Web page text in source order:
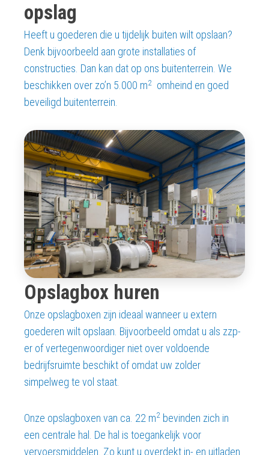
opslag
Heeft u goederen die u tijdelijk buiten wilt opslaan?
Denk bijvoorbeeld aan grote installaties of
constructies. Dan kan dat op ons buitenterrein. We
beschikken over zo’n 5.000 m2
omheind en goed
beveiligd buitenterrein.
Opslagbox huren
Onze opslagboxen zijn ideaal wanneer u extern
goederen wilt opslaan. Bijvoorbeeld omdat u als zzp-
er of vertegenwoordiger niet over voldoende
bedrijfsruimte beschikt of omdat uw zolder
simpelweg te vol staat.
Onze opslagboxen van ca. 22 m2 bevinden zich in
een centrale hal. De hal is toegankelijk voor
vervoersmiddelen. Zo kunt u overdekt in- en uitladen